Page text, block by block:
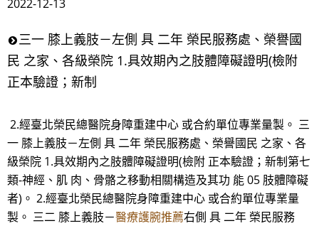
2022-12-13
三一 膝上義肢－左側 具 二年 榮民服務處、榮譽國
民 之家、各級榮院 1.具效期內之肢體障礙證明(檢附
正本驗證；新制
2.經臺北榮民總醫院身障重建中心 或合約單位專業量製。 三
一 膝上義肢－左側 具 二年 榮民服務處、榮譽國民 之家、各
級榮院 1.具效期內之肢體障礙證明(檢附 正本驗證；新制第七
類-神經、肌 肉、骨骼之移動相關構造及其功 能 05 肢體障礙
者)。 2.經臺北榮民總醫院身障重建中心 或合約單位專業量
製。 三二 膝上義肢－醫療護腕推薦右側 具 二年 榮民服務